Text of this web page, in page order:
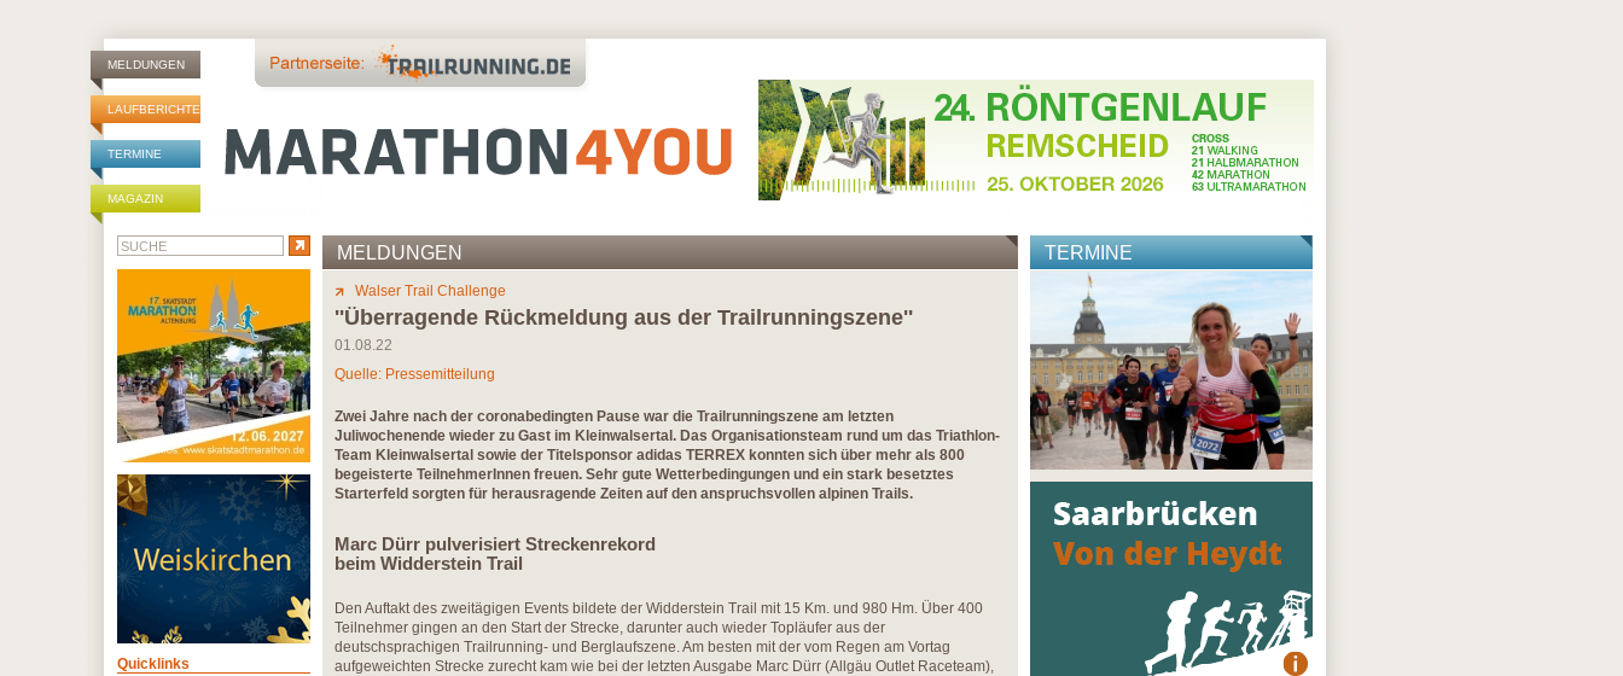
MELDUNGEN
LAUFBERICHTE
TERMINE
MAGAZIN
MELDUNGEN
Walser Trail Challenge
''Überragende Rückmeldung aus der Trailrunningszene''
01.08.22
Quelle: Pressemitteilung
Zwei Jahre nach der coronabedingten Pause war die Trailrunningszene am letzten
Juliwochenende wieder zu Gast im Kleinwalsertal. Das Organisationsteam rund um das Triathlon-
Team Kleinwalsertal sowie der Titelsponsor adidas TERREX konnten sich über mehr als 800
begeisterte TeilnehmerInnen freuen. Sehr gute Wetterbedingungen und ein stark besetztes
Starterfeld sorgten für herausragende Zeiten auf den anspruchsvollen alpinen Trails.
Marc Dürr pulverisiert Streckenrekord
beim Widderstein Trail
Den Auftakt des zweitägigen Events bildete der Widderstein Trail mit 15 Km. und 980 Hm. Über 400
Teilnehmer gingen an den Start der Strecke, darunter auch wieder Topläufer aus der
deutschsprachigen Trailrunning- und Berglaufszene. Am besten mit der vom Regen am Vortag
aufgeweichten Strecke zurecht kam wie bei der letzten Ausgabe Marc Dürr (Allgäu Outlet Raceteam),
TERMINE
Quicklinks